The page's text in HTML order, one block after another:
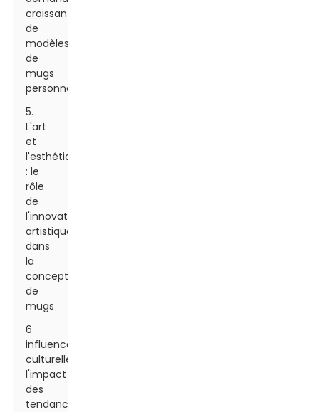
croissante
de
modèles
de
mugs
personnalisables
5.
L'art
et
l'esthétique
: le
rôle
de
l'innovation
artistique
dans
la
conception
de
mugs
6
influences
culturelles :
l'impact
des
tendances